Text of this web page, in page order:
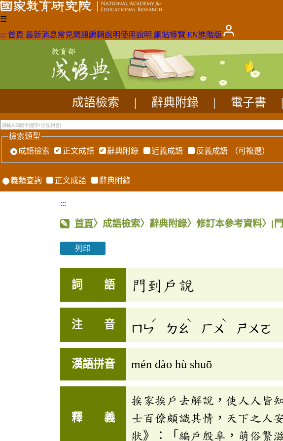
☰
::: 首頁 最新消息常見問題編輯說明使用說明 網站導覽 EN進階版
成語檢索 辭典附錄 電子書
檢索類型
成語檢索
正文成語 辭典附錄 近義成語 反義成語 （可複選）
義類查詢 正文成語 辭典附錄
:::
首頁〉成語檢索〉辭典附錄〉修訂本參考資料〉 [
列印
詞 語 門到戶說
注 音 ㄇㄣ
ˊ
ㄉㄠ
ˋ
ㄏㄨ
ˋ
ㄕㄨㄛ
漢語拼音 mén dào hù shuō
釋 義
挨家挨戶去解說，使人人皆
士百僚頗識其情，天下之人
狀》：「編戶殷阜，萌俗繁